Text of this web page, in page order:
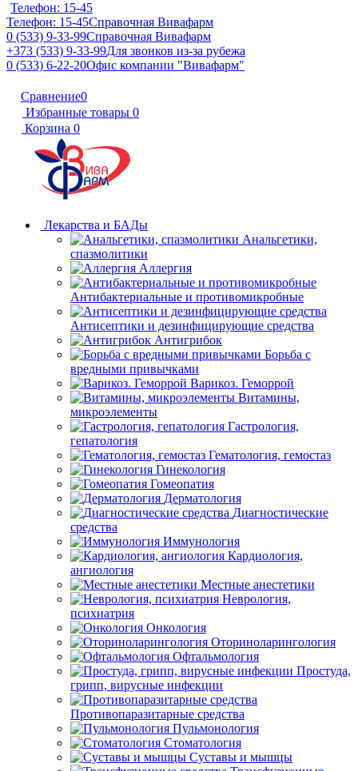
Телефон: 15-45
Телефон: 15-45Справочная Вивафарм
0 (533) 9-33-99Справочная Вивафарм
+373 (533) 9-33-99Для звонков из-за рубежа
0 (533) 6-22-20Офис компании "Вивафарм"
Сравнение0
Избранные товары 0
Корзина 0
Лекарства и БАДы
Анальгетики,
спазмолитики
Аллергия
Антибактериальные и противомикробные
Антисептики и дезинфицирующие средства
Антигрибок
Борьба с
вредными привычками
Варикоз. Геморрой
Витамины,
микроэлементы
Гастрология,
гепатология
Гематология, гемостаз
Гинекология
Гомеопатия
Дерматология
Диагностические
средства
Иммунология
Кардиология,
ангиология
Местные анестетики
Неврология,
психиатрия
Онкология
Оториноларингология
Офтальмология
Простуда,
грипп, вирусные инфекции
Противопаразитарные средства
Пульмонология
Стоматология
Суставы и мышцы